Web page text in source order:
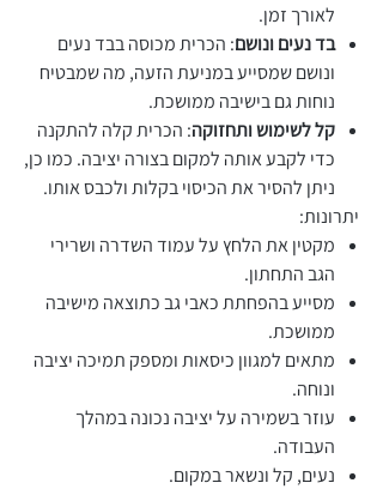
לאורך זמן.
בד נעים ונושם: הכרית מכוסה בבד נעים
ונושם שמסייע במניעת הזעה, מה שמבטיח
נוחות גם בישיבה ממושכת.
קל לשימוש ותחזוקה: הכרית קלה להתקנה
כדי לקבע אותה למקום בצורה יציבה. כמו כן,
ניתן להסיר את הכיסוי בקלות ולכבס אותו.
יתרונות:
מקטין את הלחץ על עמוד השדרה ושרירי
הגב התחתון.
מסייע בהפחתת כאבי גב כתוצאה מישיבה
ממושכת.
מתאים למגוון כיסאות ומספק תמיכה יציבה
ונוחה.
עוזר בשמירה על יציבה נכונה במהלך
העבודה.
נעים, קל ונשאר במקום.